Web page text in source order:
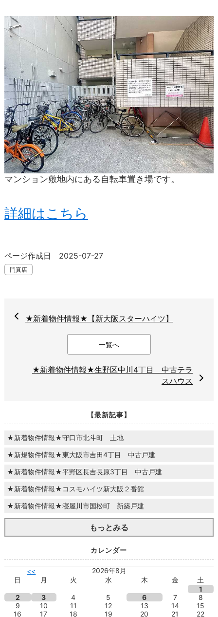
マンション敷地内にある自転車置き場です。
詳細はこちら
ページ作成日 2025-07-27
門真店
★新着物件情報★【新大阪スターハイツ】
一覧へ
★新着物件情報★生野区中川4丁目 中古テラ
スハウス
【最新記事】
★新着物件情報★守口市北斗町 土地
★新規物件情報★東大阪市吉田4丁目 中古戸建
★新着物件情報★平野区長吉長原3丁目 中古戸建
★新着物件情報★コスモハイツ新大阪２番館
★新着物件情報★寝屋川市国松町 新築戸建
もっとみる
カレンダー
<<
2026年8月
日
月 火 水 木 金
土
1
2
3 4 5 6 7
8
9
10 11 12 13 14
15
16
17 18 19 20 21
22